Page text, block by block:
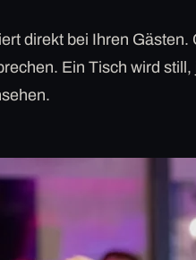
direkt bei Ihren
Ein Tisch wird